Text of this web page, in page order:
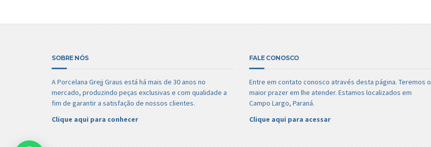
SOBRE NÓS
A Porcelana Grejj Graus está há mais de 30 anos no
mercado, produzindo peças exclusivas e com qualidade a
fim de garantir a satisfação de nossos clientes.
Clique aqui para conhecer
FALE CONOSCO
Entre em contato conosco através desta página. Teremos o
maior prazer em lhe atender. Estamos localizados em
Campo Largo, Paraná.
Clique aqui para acessar